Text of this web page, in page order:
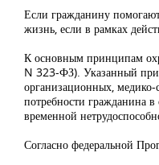
Если гражданину
жизнь, если в рамках
К основным принципам
N 323-ФЗ). Указанный
организационных, медико-
потребности гражданина в
временной
Согласно федеральной